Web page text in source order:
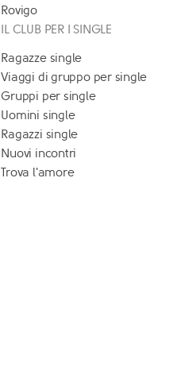
Rovigo
IL CLUB PER I SINGLE
Ragazze single
Viaggi di gruppo per single
Gruppi per single
Uomini single
Ragazzi single
Nuovi incontri
Trova l'amore